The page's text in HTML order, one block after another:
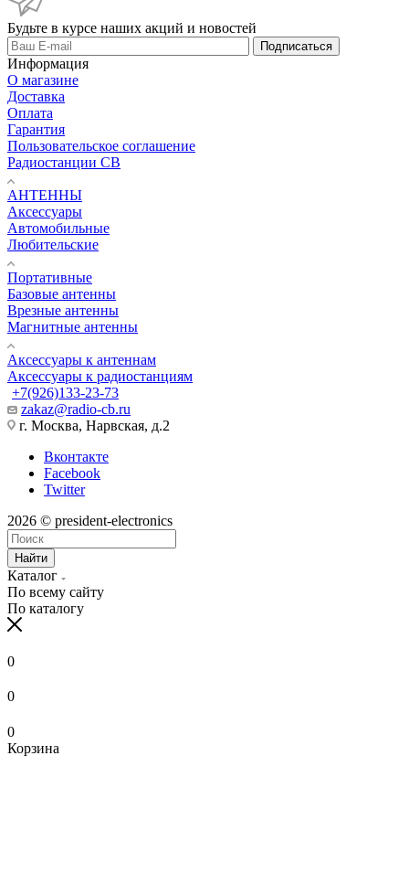
Будьте в курсе наших акций и новостей
Подписаться
Информация
О магазине
Доставка
Оплата
Гарантия
Пользовательское соглашение
Радиостанции CB
АНТЕННЫ
Аксессуары
Автомобильные
Любительские
Портативные
Базовые антенны
Врезные антенны
Магнитные антенны
Аксессуары к антеннам
Аксессуары к радиостанциям
+7(926)133-23-73
zakaz@radio-cb.ru
г. Москва, Нарвская, д.2
Вконтакте
Facebook
Twitter
2026 © president-electronics
Найти
Каталог
По всему сайту
По каталогу
0
0
0
Корзина